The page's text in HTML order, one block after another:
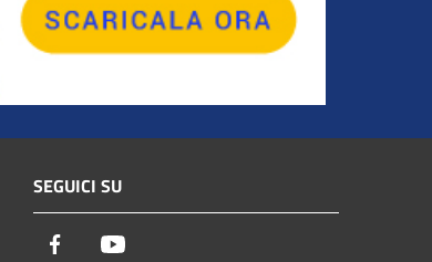
SEGUICI SU
Facebook